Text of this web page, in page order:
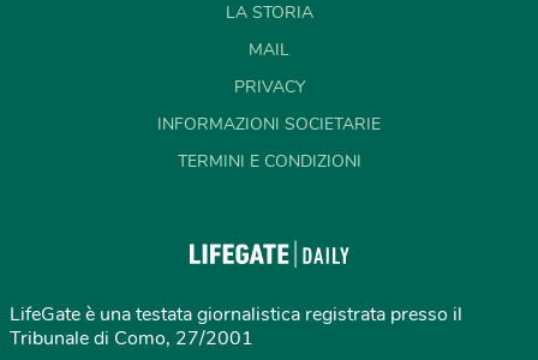
LA STORIA
MAIL
PRIVACY
INFORMAZIONI SOCIETARIE
TERMINI E CONDIZIONI
LifeGate è una testata giornalistica registrata presso il
Tribunale di Como, 27/2001